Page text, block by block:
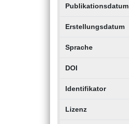
Publikationsdatum
Erstellungsdatum
Sprache
DOI
Identifikator
Lizenz